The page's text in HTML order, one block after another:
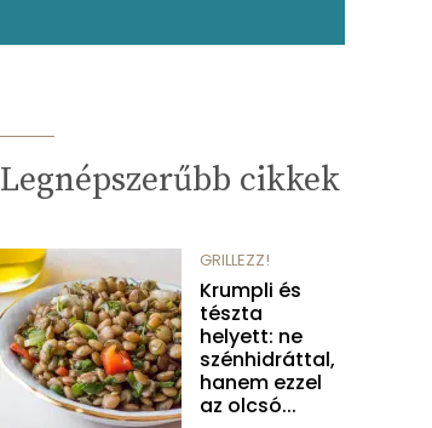
Legnépszerűbb cikkek
GRILLEZZ!
Krumpli és
tészta
helyett: ne
szénhidráttal,
hanem ezzel
az olcsó...